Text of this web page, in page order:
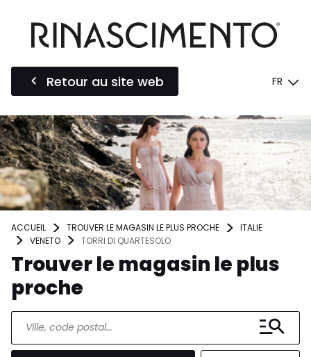
Retour au site web FR
ACCUEIL TROUVER LE MAGASIN LE PLUS PROCHE
ITALIE
VENETO
TORRI DI QUARTESOLO
Trouver le magasin le plus
proche